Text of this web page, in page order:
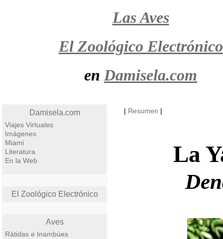
Las Aves
El Zoológico Electrónico
en Damisela.com
Damisela.com
Viajes Virtuales
Imágenes
Miami
Literatura
En la Web
El Zoológico Electrónico
Aves
Rátidas e Inambúes
| Resumen |
La